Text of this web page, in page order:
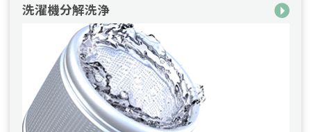
洗濯機分解洗浄